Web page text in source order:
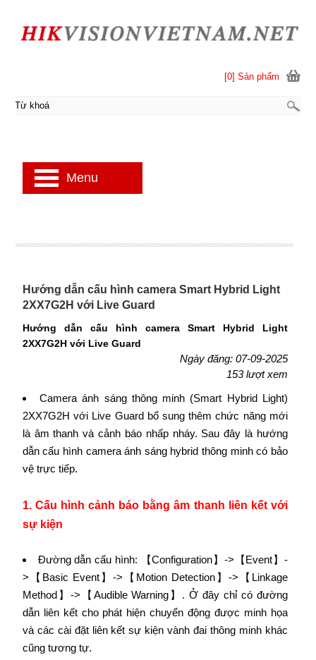
Hướng dẫn cấu hình camera Smart Hybrid Light
2XX7G2H với Live Guard
Hướng dẫn cấu hình camera Smart Hybrid Light
2XX7G2H với Live Guard
Ngày đăng: 07-09-2025
153 lượt xem
Camera ánh sáng thông minh (Smart Hybrid Light)
2XX7G2H với Live Guard bổ sung thêm chức năng mới
là âm thanh và cảnh báo nhấp nháy. Sau đây là hướng
dẫn cấu hình camera ánh sáng hybrid thông minh có bảo
vệ trực tiếp.
1. Cấu hình cảnh báo bằng âm thanh liên kết với
sự kiện
Đường dẫn cấu hình: 【Configuration】->【Event】-
>【Basic Event】->【Motion Detection】->【Linkage
Method】->【Audible Warning】. Ở đây chỉ có đường
dẫn liên kết cho phát hiện chuyển động được minh họa
và các cài đặt liên kết sự kiện vành đai thông minh khác
cũng tương tự.
[0] Sản phẩm
Menu